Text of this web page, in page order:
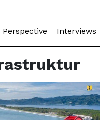
Perspective (current)
Interviews